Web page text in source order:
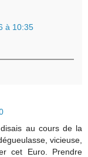
à 10:35
au cours de la
vicieuse,
cet Euro. Prendre